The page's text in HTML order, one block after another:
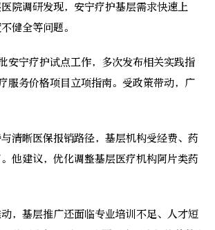
院调研发现，安宁疗护基层需求快速上
健全等问题。
宁疗护试点工作，多次发布相关实践指
务价格项目立项指南。受政策带动，广
晰医保报销路径，基层机构受经费、药
他建议，优化调整基层医疗机构阿片类药
基层推广还面临专业培训不足、人才短